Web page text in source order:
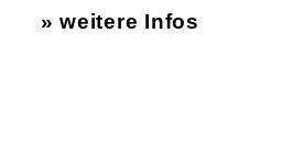
» weitere Infos